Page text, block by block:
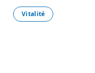
Vitalité